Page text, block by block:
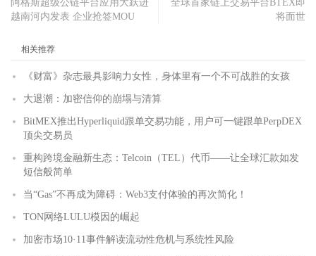
阿格斯超级公链平台应用大跃进
越南河内发表 企业抢签MOU
全球首家链上交易平台BTEX即
将面世
相关推荐
《财富》杂志最具影响力女性，身体里有一个不可战胜的女孩
大退潮：加密信仰的崩塌与清算
BitMEX推出Hyperliquid跟单交易功能，用户可一键跟单PerpDEX
顶尖交易员
重构跨境金融新生态：Telcoin（TEL）代币——让全球汇款如发
短信般简单
当“Gas”不再成为障碍：Web3支付体验的再次简化！
TON网络LULU模因的崛起
加密市场10·11事件解读流动性危机与系统性风险